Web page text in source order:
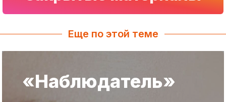
Еще по этой теме
«Наблюдатель»